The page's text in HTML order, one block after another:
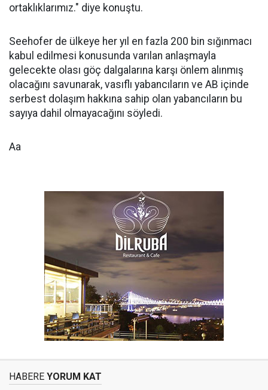
ortaklıklarımız." diye konuştu.
Seehofer de ülkeye her yıl en fazla 200 bin sığınmacı
kabul edilmesi konusunda varılan anlaşmayla
gelecekte olası göç dalgalarına karşı önlem alınmış
olacağını savunarak, vasıflı yabancıların ve AB içinde
serbest dolaşım hakkına sahip olan yabancıların bu
sayıya dahil olmayacağını söyledi.
Aa
HABERE YORUM KAT